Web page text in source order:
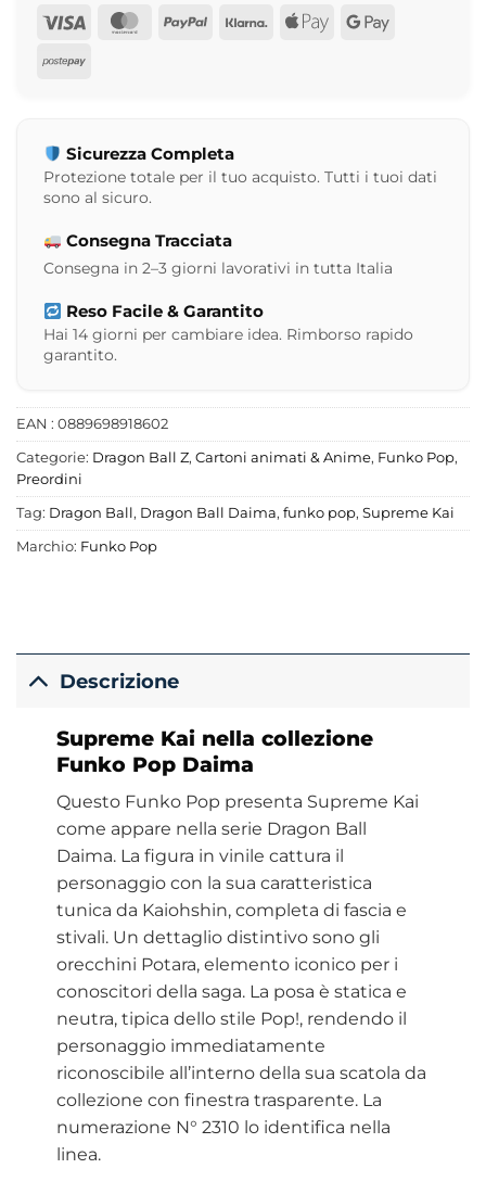
Visa
MasterCard
PayPalKlarna Apple Google
Postepay
Sicurezza Completa
Protezione totale per il tuo acquisto. Tutti i tuoi dati
sono al sicuro.
Consegna Tracciata
Consegna in 2–3 giorni lavorativi in tutta Italia
Reso Facile & Garantito
Hai 14 giorni per cambiare idea. Rimborso rapido
garantito.
EAN : 0889698918602
Categorie: Dragon Ball Z, Cartoni animati & Anime, Funko Pop,
Preordini
Tag: Dragon Ball, Dragon Ball Daima, funko pop, Supreme Kai
Marchio: Funko Pop
Descrizione
Supreme Kai nella collezione
Funko Pop Daima
Questo Funko Pop presenta Supreme Kai
come appare nella serie Dragon Ball
Daima. La figura in vinile cattura il
personaggio con la sua caratteristica
tunica da Kaiohshin, completa di fascia e
stivali. Un dettaglio distintivo sono gli
orecchini Potara, elemento iconico per i
conoscitori della saga. La posa è statica e
neutra, tipica dello stile Pop!, rendendo il
personaggio immediatamente
riconoscibile all’interno della sua scatola da
collezione con finestra trasparente. La
numerazione N° 2310 lo identifica nella
linea.